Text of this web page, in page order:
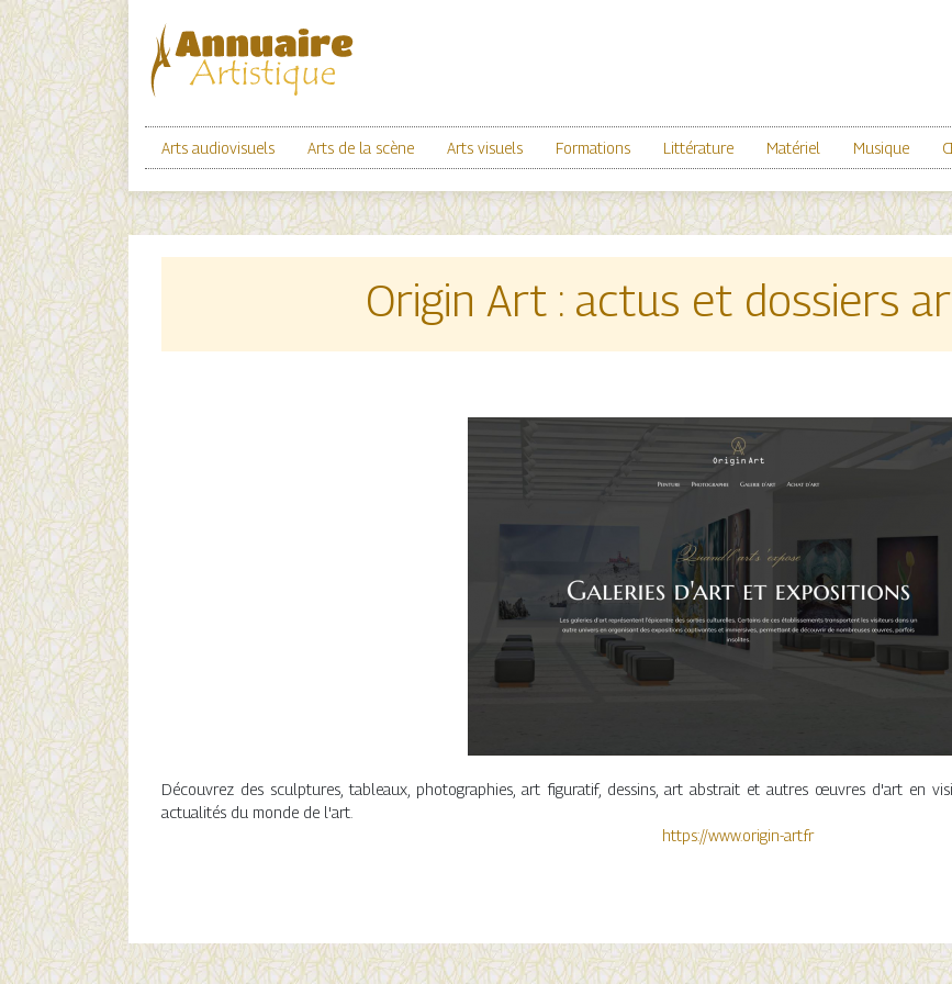
Arts audiovisuels Arts de la scène Arts visuels Formations Littérature Matériel Musique
Origin Art : actus et dossiers
Découvrez des sculptures, tableaux, photographies, art figuratif, dessins, art abstrait et autres œuvres d'art en
actualités du monde de l'art.
https://www.origin-art.fr